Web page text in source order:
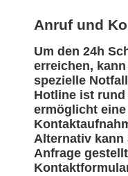
Anruf und
Um den 24h
erreichen,
spezielle
Hotline ist rund
ermöglicht
Alternativ kann
Anfrage